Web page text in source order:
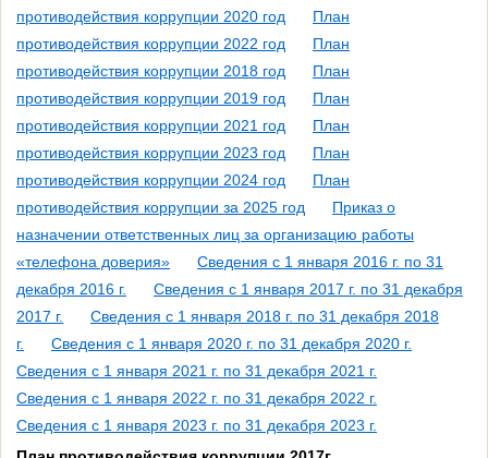
противодействия коррупции 2020 год
План
противодействия коррупции 2022 год
План
противодействия коррупции 2018 год
План
противодействия коррупции 2019 год
План
противодействия коррупции 2021 год
План
противодействия коррупции 2023 год
План
противодействия коррупции 2024 год
План
противодействия коррупции за 2025 год
Приказ о
назначении ответственных лиц за организацию работы
«телефона доверия»
Сведения с 1 января 2016 г. по 31
декабря 2016 г.
Сведения с 1 января 2017 г. по 31 декабря
2017 г.
Сведения с 1 января 2018 г. по 31 декабря 2018
г.
Сведения с 1 января 2020 г. по 31 декабря 2020 г.
Сведения с 1 января 2021 г. по 31 декабря 2021 г.
Сведения с 1 января 2022 г. по 31 декабря 2022 г.
Сведения с 1 января 2023 г. по 31 декабря 2023 г.